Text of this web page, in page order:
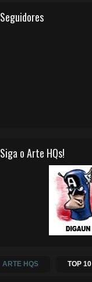
Seguidores
Siga o Arte HQs!
ARTE HQS TOP 10